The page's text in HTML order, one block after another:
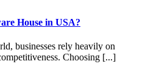
House in USA?
businesses rely heavily on
Choosing [...]